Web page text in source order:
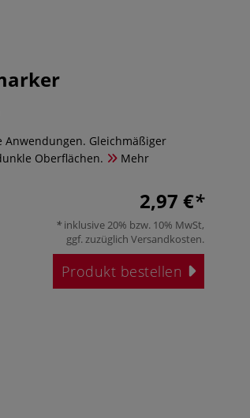
Gleichmäßiger
Oberflächen.
Mehr
2,97 €
inklusive 20% bzw. 10% MwSt,
ggf. zuzüglich Versandkosten.
Produkt bestellen